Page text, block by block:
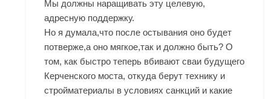
Мы должны наращивать эту целевую,
адресную поддержку.
Но я думала,что после остывания оно будет
потверже,а оно мягкое,так и должно быть? О
том, как быстро теперь вбивают сваи будущего
Керченского моста, откуда берут технику и
стройматериалы в условиях санкций и какие